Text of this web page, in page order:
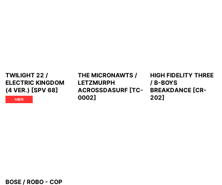
TWILIGHT 22 /
ELECTRIC KINGDOM
(4 VER.) [SPV 68]
THE MICRONAWTS /
LETZMURPH
ACROSSDASURF [TC-
0002]
HIGH FIDELITY THREE
/ B-BOYS
BREAKDANCE [CR-
202]
BOSE / ROBO - COP